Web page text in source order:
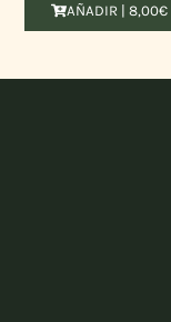
AÑADIR | 8,00€